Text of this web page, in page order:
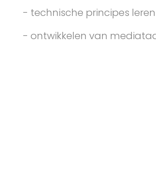
- technische principes
- ontwikkelen van